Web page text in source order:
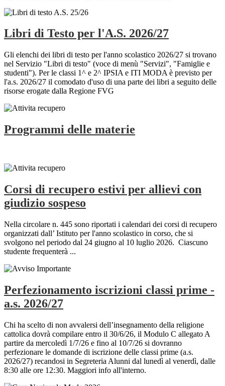
Libri di Testo per l'A.S. 2026/27
Gli elenchi dei libri di testo per l'anno scolastico 2026/27 si trovano
nel Servizio "Libri di testo" (voce di menù "Servizi", "Famiglie e
studenti"). Per le classi 1^ e 2^ IPSIA e ITI MODA è previsto per
l'a.s. 2026/27 il comodato d'uso di una parte dei libri a seguito delle
risorse erogate dalla Regione FVG
Programmi delle materie
Corsi di recupero estivi per allievi con
giudizio sospeso
Nella circolare n. 445 sono riportati i calendari dei corsi di recupero
organizzati dall’ Istituto per l'anno scolastico in corso, che si
svolgono nel periodo dal 24 giugno al 10 luglio 2026. Ciascuno
studente frequenterà ...
Perfezionamento iscrizioni classi prime -
a.s. 2026/27
Chi ha scelto di non avvalersi dell’insegnamento della religione
cattolica dovrà compilare entro il 30/6/26, il Modulo C allegato A
partire da mercoledì 1/7/26 e fino al 10/7/26 si dovranno
perfezionare le domande di iscrizione delle classi prime (a.s.
2026/27) recandosi in Segreteria Alunni dal lunedì al venerdì, dalle
8:30 alle ore 12:30. Maggiori info all'interno.